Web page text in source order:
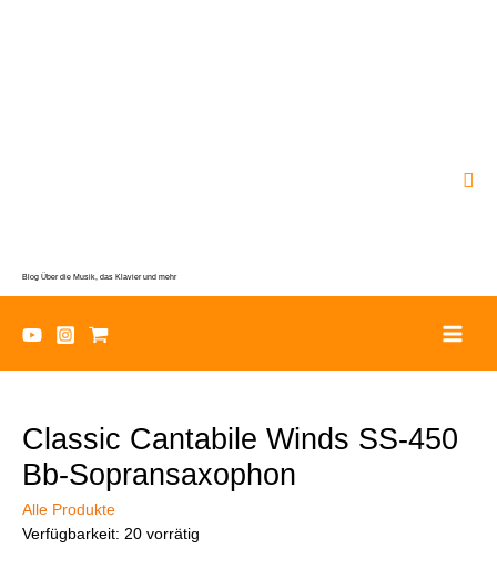
Blog Über die Musik, das Klavier und mehr
Classic Cantabile Winds SS-450
Bb-Sopransaxophon
Alle Produkte
Verfügbarkeit: 20 vorrätig